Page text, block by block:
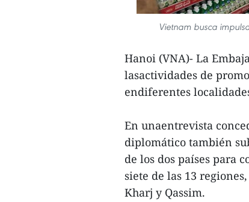
Vietnam busca
Hanoi (VNA)- La
lasactividades de
endiferentes
En unaentrevista
diplomático también
de los dos países para
siete de las 13
Kharj y Qassim.